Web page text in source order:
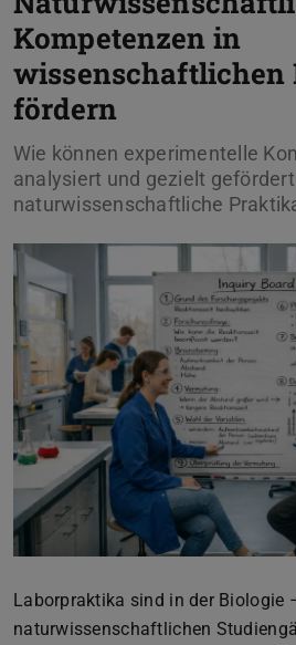
Kompetenzen in
wissenschaftlichen
fördern
Wie können experimentelle
analysiert und gezielt
naturwissenschaftliche
Laborpraktika sind in der Biologie
naturwissenschaftlichen